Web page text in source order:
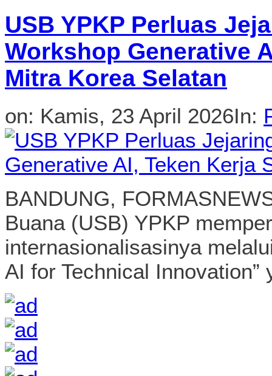
USB YPKP Perluas
Workshop Generative
Mitra Korea Selatan
on: Kamis, 23 April 2026In:
BANDUNG,
Buana (USB) YPKP
internasionalisasinya
AI for Technical